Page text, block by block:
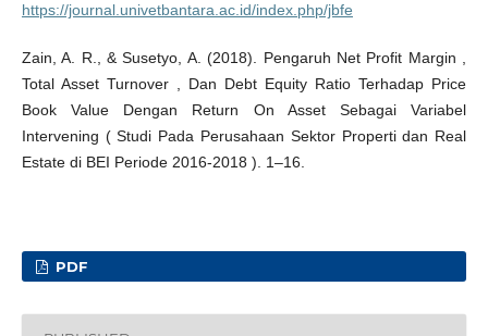
https://journal.univetbantara.ac.id/index.php/jbfe
Zain, A. R., & Susetyo, A. (2018). Pengaruh Net Profit Margin ,
Total Asset Turnover , Dan Debt Equity Ratio Terhadap Price
Book Value Dengan Return On Asset Sebagai Variabel
Intervening ( Studi Pada Perusahaan Sektor Properti dan Real
Estate di BEI Periode 2016-2018 ). 1–16.
PDF